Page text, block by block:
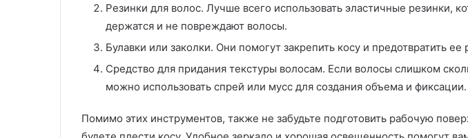
Резинки для волос. Лучше всего использовать эластичные резинки,
держатся и не повреждают волосы.
Булавки или заколки. Они помогут закрепить косу и предотвратить ее
Средство для придания текстуры волосам. Если волосы слишком
можно использовать спрей или мусс для создания объема и фиксации.
Помимо этих инструментов, также не забудьте подготовить рабочую